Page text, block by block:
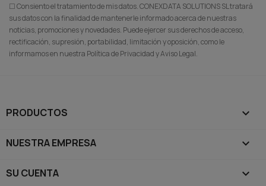
☐ Consiento el tratamiento de mis datos. CONEXDATA SOLUTIONS SL tratará
sus datos con la finalidad de mantenerle informado acerca de nuestras
noticias, promociones y novedades. Puede ejercer sus derechos de acceso,
rectificación, supresión, portabilidad, limitación y oposición, como le
informamos en nuestra Política de Privacidad y Aviso Legal.
PRODUCTOS 
NUESTRA EMPRESA 
SU CUENTA 